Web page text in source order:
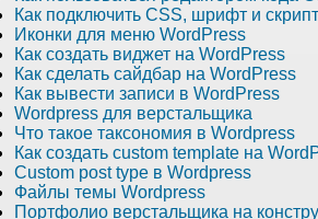
Как подключить CSS, шрифт и
Иконки для меню WordPress
Как создать виджет на WordPress
Как сделать сайдбар на WordPress
Как вывести записи в WordPress
Wordpress для верстальщика
Что такое таксономия в Wordpress
Как создать custom template на
Custom post type в Wordpress
Файлы темы Wordpress
Портфолио верстальщика на